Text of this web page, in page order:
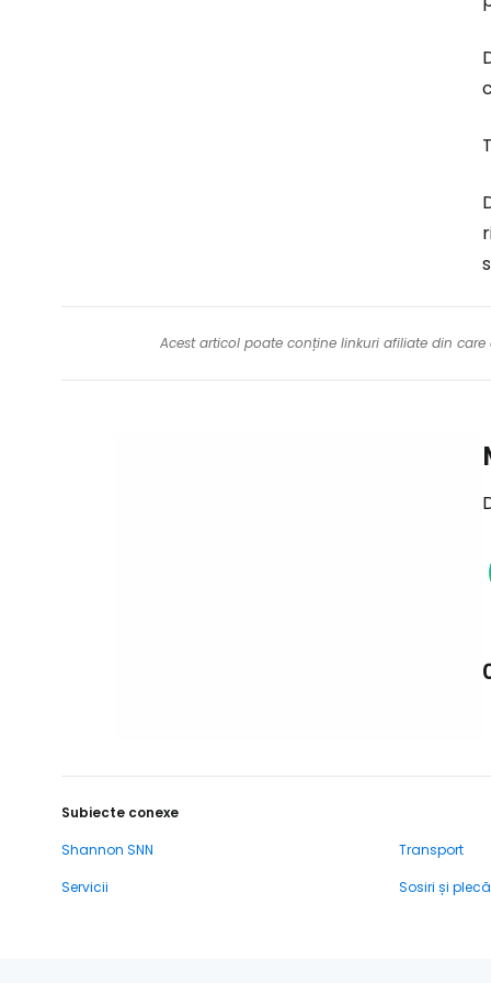
Acest articol poate conține linkuri afiliate din
Subiecte conexe
Shannon SNN
Transport
Servicii
Sosiri și